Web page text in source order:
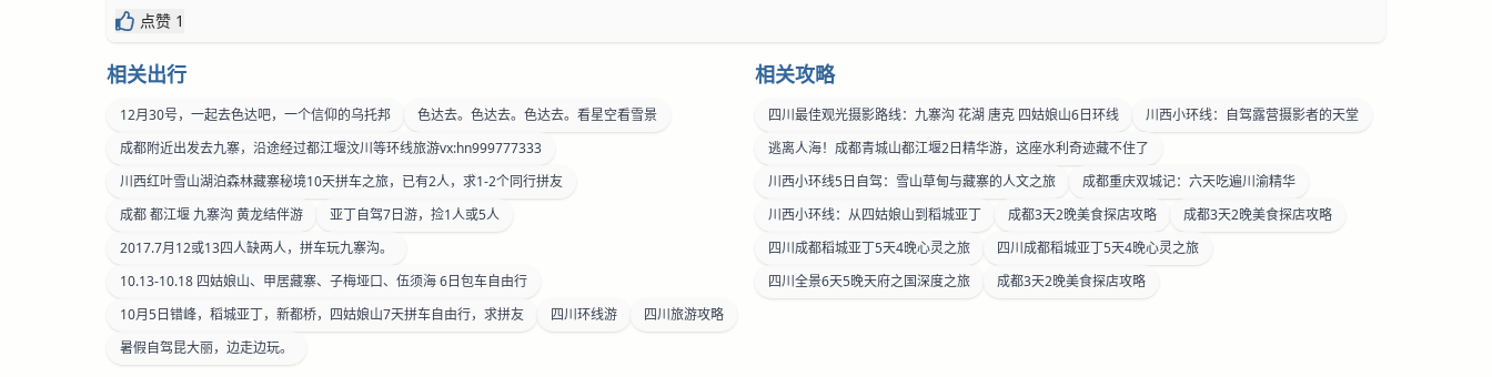
点赞 1
相关出行
12月30号，一起去色达吧，一个信仰的乌托邦
色达去。色达去。色达去。看星空看雪景
成都附近出发去九寨，沿途经过都江堰汶川等环线旅游vx:hn999777333
川西红叶雪山湖泊森林藏寨秘境10天拼车之旅，已有2人，求1-2个同行拼友
成都 都江堰 九寨沟 黄龙结伴游
亚丁自驾7日游，捡1人或5人
2017.7月12或13四人缺两人，拼车玩九寨沟。
10.13-10.18 四姑娘山、甲居藏寨、子梅垭口、伍须海 6日包车自由行
10月5日错峰，稻城亚丁，新都桥，四姑娘山7天拼车自由行，求拼友
四川环线游
四川旅游攻略
暑假自驾昆大丽，边走边玩。
相关攻略
四川最佳观光摄影路线：九寨沟 花湖 唐克 四姑娘山6日环线
川西小环线：自驾露营摄影者的天堂
逃离人海！成都青城山都江堰2日精华游，这座水利奇迹藏不住了
川西小环线5日自驾：雪山草甸与藏寨的人文之旅
成都重庆双城记：六天吃遍川渝精华
川西小环线：从四姑娘山到稻城亚丁
成都3天2晚美食探店攻略
成都3天2晚美食探店攻略
四川成都稻城亚丁5天4晚心灵之旅
四川成都稻城亚丁5天4晚心灵之旅
四川全景6天5晚天府之国深度之旅
成都3天2晚美食探店攻略